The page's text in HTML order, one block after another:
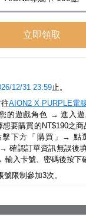
立即領取
12/31 23:59止。
AION2 X PURPLE電
的遊戲角色 → 進入
想要購買的NT$190之
擊下方「購買」→ 點
→ 確認訂單資訊無誤後
入卡號、密碼後按下
限制參加3次。